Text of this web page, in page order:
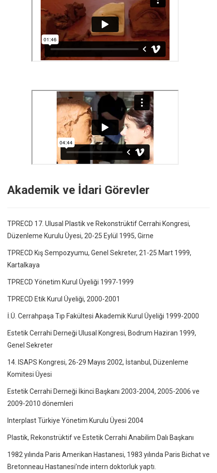
Akademik ve İdari Görevler
TPRECD 17. Ulusal Plastik ve Rekonstrüktif Cerrahi Kongresi,
Düzenleme Kurulu Üyesi, 20-25 Eylül 1995, Girne
TPRECD Kış Sempozyumu, Genel Sekreter, 21-25 Mart 1999,
Kartalkaya
TPRECD Yönetim Kurul Üyeliği 1997-1999
TPRECD Etik Kurul Üyeliği, 2000-2001
İ.Ü. Cerrahpaşa Tıp Fakültesi Akademik Kurul Üyeliği 1999-2000
Estetik Cerrahi Derneği Ulusal Kongresi, Bodrum Haziran 1999,
Genel Sekreter
14. ISAPS Kongresi, 26-29 Mayıs 2002, İstanbul, Düzenleme
Komitesi Üyesi
Estetik Cerrahi Derneği İkinci Başkanı 2003-2004, 2005-2006 ve
2009-2010 dönemleri
Interplast Türkiye Yönetim Kurulu Üyesi 2004
Plastik, Rekonstrüktif ve Estetik Cerrahi Anabilim Dalı Başkanı
1982 yılında Paris Amerikan Hastanesi, 1983 yılında Paris Bichat ve
Bretonneau Hastanesi’nde intern doktorluk yaptı.